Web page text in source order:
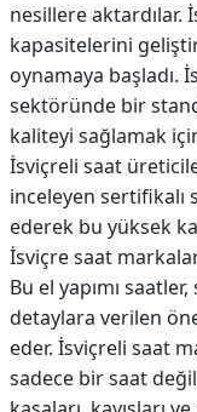
nesillere aktardılar.
kapasitelerini
oynamaya başladı.
sektöründe bir
kaliteyi sağlamak
İsviçreli saat
inceleyen sertifikalı
ederek bu yüksek
İsviçre saat
Bu el yapımı
detaylara verilen
eder. İsviçreli saat
sadece bir saat